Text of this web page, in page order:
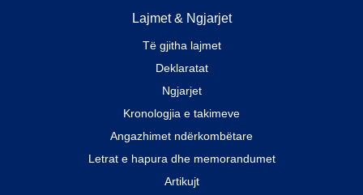
Lajmet & Ngjarjet
Të gjitha lajmet
Deklaratat
Ngjarjet
Kronologjia e takimeve
Angazhimet ndërkombëtare
Letrat e hapura dhe memorandumet
Artikujt